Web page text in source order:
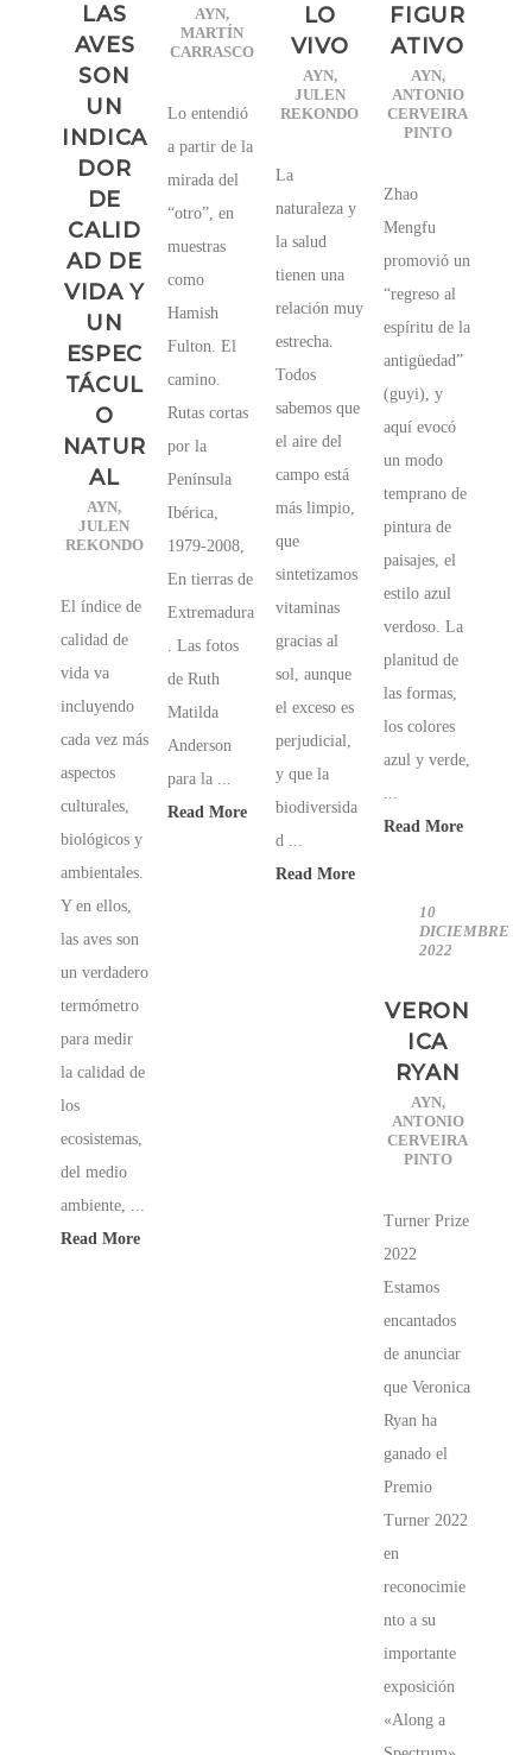
LAS
AVES
SON
UN
INDICA
DOR
DE
CALID
AD DE
VIDA Y
UN
ESPEC
TÁCUL
O
NATUR
AL
AYN,
JULEN
REKONDO
El índice de
calidad de
vida va
incluyendo
cada vez más
aspectos
culturales,
biológicos y
ambientales.
Y en ellos,
las aves son
un verdadero
termómetro
para medir
la calidad de
los
ecosistemas,
del medio
ambiente, ...
Read More
AYN,
MARTÍN
CARRASCO
Lo entendió
a partir de la
mirada del
“otro”, en
muestras
como
Hamish
Fulton. El
camino.
Rutas cortas
por la
Península
Ibérica,
1979-2008,
En tierras de
Extremadura
. Las fotos
de Ruth
Matilda
Anderson
para la ...
Read More
LO
VIVO
AYN,
JULEN
REKONDO
La
naturaleza y
la salud
tienen una
relación muy
estrecha.
Todos
sabemos que
el aire del
campo está
más limpio,
que
sintetizamos
vitaminas
gracias al
sol, aunque
el exceso es
perjudicial,
y que la
biodiversida
d ...
Read More
FIGUR
ATIVO
AYN,
ANTONIO
CERVEIRA
PINTO
Zhao
Mengfu
promovió un
“regreso al
espíritu de la
antigüedad”
(guyi), y
aquí evocó
un modo
temprano de
pintura de
paisajes, el
estilo azul
verdoso. La
planitud de
las formas,
los colores
azul y verde,
...
Read More
10
DICIEMBRE
2022
VERON
ICA
RYAN
AYN,
ANTONIO
CERVEIRA
PINTO
Turner Prize
2022
Estamos
encantados
de anunciar
que Veronica
Ryan ha
ganado el
Premio
Turner 2022
en
reconocimie
nto a su
importante
exposición
«Along a